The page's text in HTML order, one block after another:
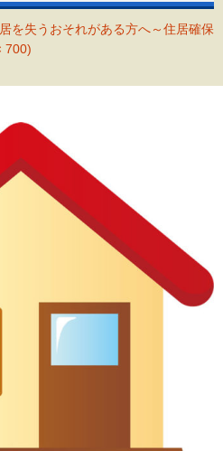
を失うおそれがある方へ～住居確保
700)